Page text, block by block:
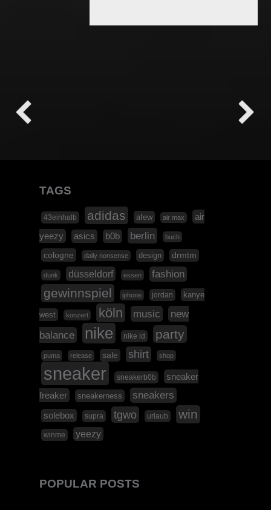
W X
TAGS
43einhalb adidas afew air max
air
yeezy
asics b0b berlin buch
cologne daily nonsense design drmtm
dunk düsseldorf essen fashion
gewinnspiel iphone jordan kanye
west konzert köln music
new
balance
nike nike id party
puma release sale shirt shop
sneaker sneakerb0b
sneaker
freaker
sneakerness sneakers
solebox supra tgwo urlaub win
winme yeezy
POPULAR POSTS